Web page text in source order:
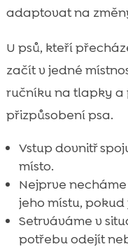
adaptovat na
U psů, kteří
začít v jedné
ručníku na tlapky a
přizpůsobení psa.
Vstup dovnitř
místo.
Nejprve
jeho místu,
Setrváváme v
potřebu odejít